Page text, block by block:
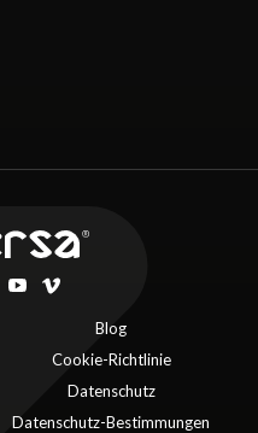
Blog
Cookie-Richtlinie
Datenschutz
Datenschutz-Bestimmungen